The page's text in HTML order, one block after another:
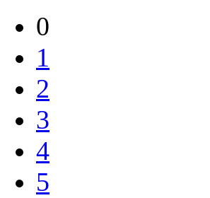
0
1
2
3
4
5